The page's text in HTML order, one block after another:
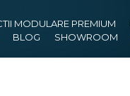
MODULARE PREMIUM
BLOG SHOWROOM